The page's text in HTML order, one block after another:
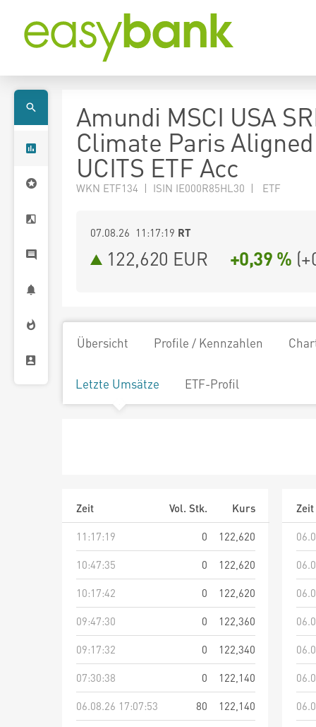
Amundi MSCI USA
Climate Paris Aligned
UCITS ETF Acc
WKN ETF134 | ISIN IE000R85HL30 | ETF
07.08.26 11:17:19 RT
122,620 EUR +0,39 % (
Übersicht Profile / Kennzahlen
Letzte Umsätze ETF-Profil
Zeit Vol. Stk.
Kurs
11:17:19
0
122,620
10:47:35
0
122,620
10:17:42
0
122,620
09:47:30
0
122,360
09:17:32
0
122,340
07:30:38
0
122,140
06.08.26 17:07:53
80
122,140
Zeit